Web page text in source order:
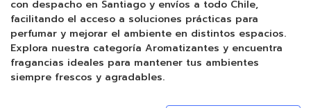
con despacho en Santiago y envíos a todo Chile,
facilitando el acceso a soluciones prácticas para
perfumar y mejorar el ambiente en distintos espacios.
Explora nuestra categoría Aromatizantes y encuentra
fragancias ideales para mantener tus ambientes
siempre frescos y agradables.